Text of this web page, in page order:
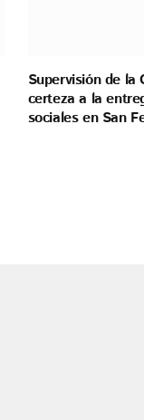
Supervisión de la
certeza a la
sociales en San